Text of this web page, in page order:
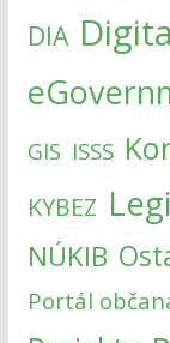
DIA
GIS ISSS
KYBEZ
NÚKIB
Portál